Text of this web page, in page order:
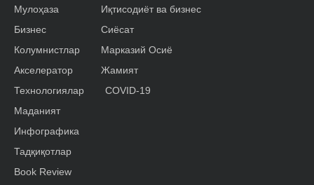
Мулоҳаза
Бизнес
Колумнистлар
Акселератор
Иқтисодиёт ва бизнес
Сиёсат
Марказий Осиё
Жамият
Технологиялар
Маданият
Инфографика
Тадқиқотлар
Book Review
COVID-19